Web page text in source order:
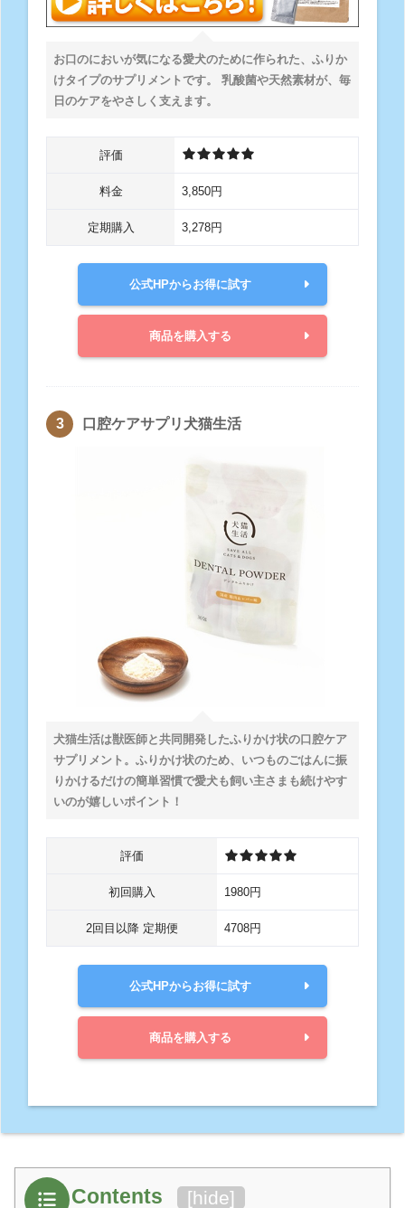
お口のにおいが気になる愛犬のために作られた、ふりか
けタイプのサプリメントです。 乳酸菌や天然素材が、毎
日のケアをやさしく支えます。
評価
料金 3,850円
定期購入 3,278円
公式HPからお得に試す
商品を購入する
口腔ケアサプリ犬猫生活
犬猫生活は獣医師と共同開発したふりかけ状の口腔ケア
サプリメント。ふりかけ状のため、いつものごはんに振
りかけるだけの簡単習慣で愛犬も飼い主さまも続けやす
いのが嬉しいポイント！
評価
初回購入 1980円
2回目以降 定期便 4708円
公式HPからお得に試す
商品を購入する
Contents [hide]